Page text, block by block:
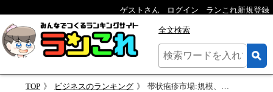
ゲストさん ログイン ランこれ新規登録
全文検索
TOP ビジネスのランキング 帯状疱疹市場:規模、シェア、規模、範囲、機会、需要、傾向、2037年・人気投票＆ランキング